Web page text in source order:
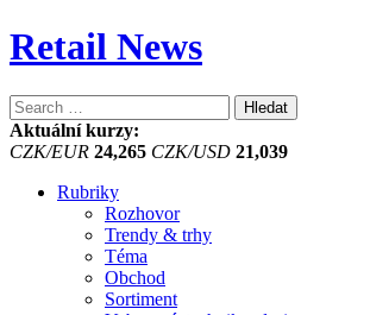
Retail News
Vyhledávání
Aktuální kurzy:
CZK/EUR 24,265 CZK/USD 21,039
Rubriky
Rozhovor
Trendy & trhy
Téma
Obchod
Sortiment